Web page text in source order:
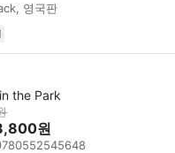
영국판
the Park
원